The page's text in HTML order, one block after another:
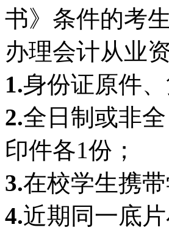
书》条件的考
办理会计从业
1.身份证原件
2.全日制或非
印件各1份；
3.在校学生携
4.近期同一底